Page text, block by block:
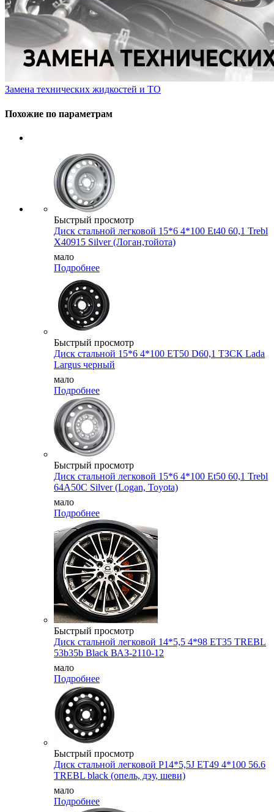
Замена технических жидкостей и ТО
Похожие по параметрам
Быстрый просмотр
Диск стальной легковой 15*6 4*100 Et40 60,1 Trebl
X40915 Silver (Логан,тойота)
мало
Подробнее
Быстрый просмотр
Диск стальной 15*6 4*100 ET50 D60,1 ТЗСК Lada
Largus черный
мало
Подробнее
Быстрый просмотр
Диск стальной легковой 15*6 4*100 Et50 60,1 Trebl
64A50C Silver (Logan, Toyota)
мало
Подробнее
Быстрый просмотр
Диск стальной легковой 14*5,5 4*98 ET35 TREBL
53b35b Black ВАЗ-2110-12
мало
Подробнее
Быстрый просмотр
Диск стальной легковой P14*5,5J ET49 4*100 56.6
TREBL black (опель, дэу, шеви)
мало
Подробнее